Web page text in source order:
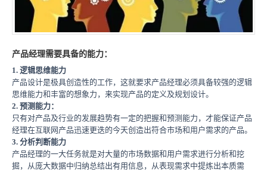
产品经理需要具备的能力：
1. 逻辑思维能力
产品设计是极具创造性的工作，这就要求产品经理必须具备较强的逻辑
思维能力和丰富的想象力，来实现产品的定义及规划设计。
2. 预测能力：
只有对产品及行业的发展趋势有一定的把握和预测能力，才能保证产品
经理在互联网产品迅速更迭的今天创造出符合市场和用户需求的产品。
3. 分析判断能力
产品经理的一大任务就是对大量的市场数据和用户需求进行分析和挖
掘，从庞大数据中归纳总结出有用信息，从表现需求中提炼出本质需